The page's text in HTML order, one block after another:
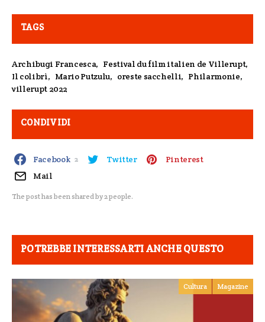
TAGS
Archibugi Francesca, Festival du film italien de Villerupt,
Il colibrì, Mario Putzulu, oreste sacchelli, Philarmonie,
villerupt 2022
CONDIVIDI
The post has been shared by2people.
Facebook 2 Twitter
Pinterest
Mail
POTREBBE INTERESSARTI ANCHE QUESTO
Cultura Magazine